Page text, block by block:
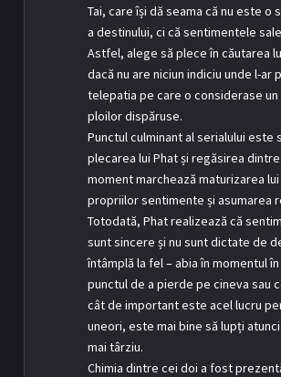
Tai, care își dă seama că nu este o
a destinului, ci că sentimentele
Astfel, alege să plece în căutarea
dacă nu are niciun indiciu unde l-ar
telepatia pe care o considerase
ploilor dispăruse.
Punctul culminant al serialului este
plecarea lui Phat și regăsirea
moment marchează maturizarea
propriilor sentimente și asumarea
Totodată, Phat realizează că
sunt sincere și nu sunt dictate de
întâmplă la fel – abia în momentul
punctul de a pierde pe cineva sau
cât de important este acel lucru
uneori, este mai bine să lupți
mai târziu.
Chimia dintre cei doi a fost